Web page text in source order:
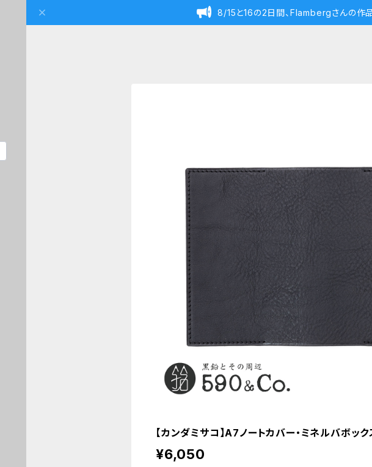
8/15と16の2日間、Flambergさんの作
【カンダミサコ】A7ノートカバー・ミネルバボッ
¥6,050